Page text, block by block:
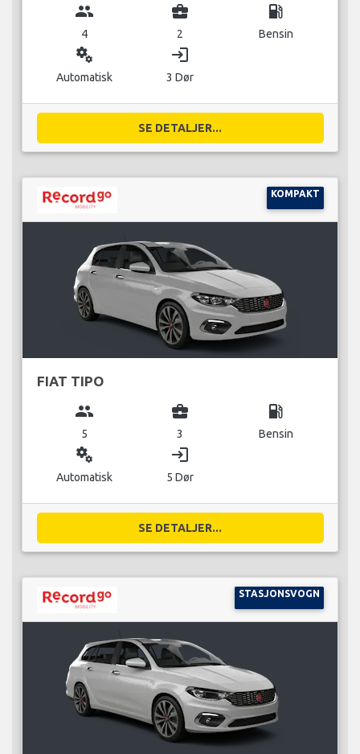
group
4
business_center
2
local_gas_station
Bensin
miscellaneous_services
Automatisk
login
3 Dør
SE DETALJER...
KOMPAKT
FIAT TIPO
group
5
business_center
3
local_gas_station
Bensin
miscellaneous_services
Automatisk
login
5 Dør
SE DETALJER...
STASJONSVOGN